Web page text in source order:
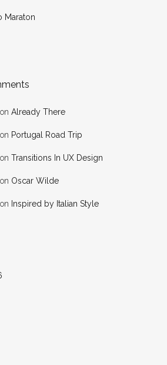
Maraton
on Already There
on Portugal Road Trip
on Transitions In UX Design
on Oscar Wilde
on Inspired by Italian Style